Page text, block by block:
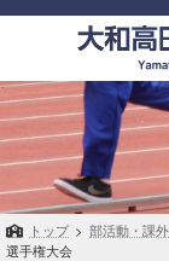
コ
ン
ツ
へ
ス
キ
ッ
プ
ナ
ー
シ
ョ
ン
に
移
動
トップ > 部活動・課
選手権大会